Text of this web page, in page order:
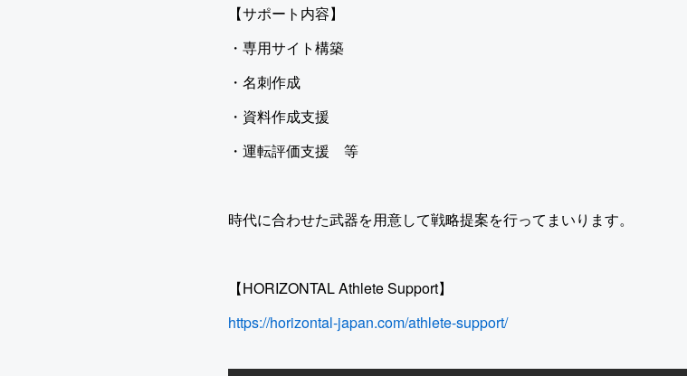
【サポート内容】
・専用サイト構築
・名刺作成
・資料作成支援
・運転評価支援 等
時代に合わせた武器を用意して戦略提案を行ってまいります。
【HORIZONTAL Athlete Support】
https://horizontal-japan.com/athlete-support/